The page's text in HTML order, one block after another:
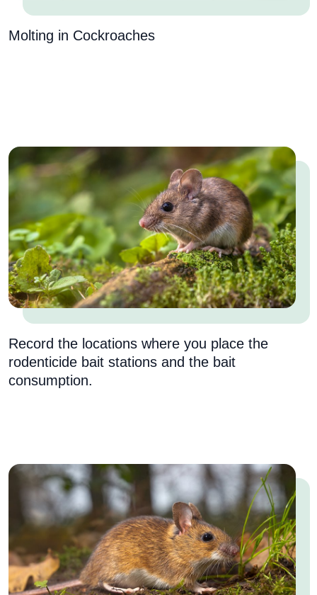
Molting in Cockroaches
Record the locations where you place the
rodenticide bait stations and the bait
consumption.